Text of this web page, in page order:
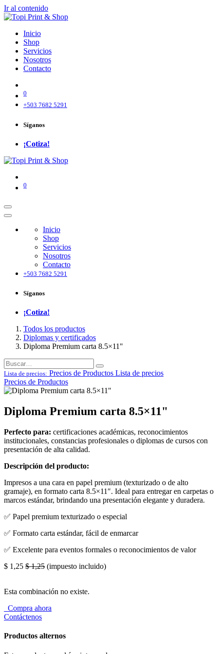
Ir al contenido
Inicio
Shop
Servicios
Nosotros
Contacto
0
+503 7682 5291
Síganos
¡Cotiza!
0
Inicio
Shop
Servicios
Nosotros
Contacto
+503 7682 5291
Síganos
¡Cotiza!
Todos los productos
Diplomas y certificados
Diploma Premium carta 8.5×11"
Lista de precios: Precios de Productos Lista de precios
Precios de Productos
Diploma Premium carta 8.5×11"
Perfecto para: certificaciones académicas, reconocimientos
institucionales, constancias profesionales o diplomas de cursos con
presentación de alta calidad.
Descripción del producto:
Impresos a una cara en papel premium (texturizado o de alto
gramaje), en formato carta 8.5×11″. Ideal para entregar en carpetas o
marcos estándar, brindando una presentación elegante y duradera.
✅ Papel premium texturizado o especial
✅ Formato carta estándar, fácil de enmarcar
✅ Excelente para eventos formales o reconocimientos de valor
$ 1,25 $1,25 (impuesto incluido)
Esta combinación no existe.
Compra ahora
Contáctenos
Productos alternos